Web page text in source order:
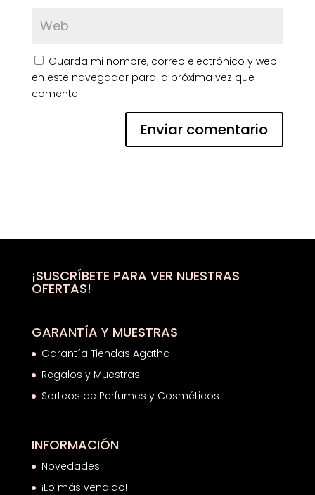
Guarda mi nombre, correo electrónico y web
en este navegador para la próxima vez que
comente.
¡SUSCRÍBETE PARA VER NUESTRAS
OFERTAS!
GARANTÍA Y MUESTRAS
Garantía Tiendas Agatha
Regalos y Muestras
Sorteos de Perfumes y Cosméticos
INFORMACIÓN
Novedades
¡Lo más vendido!